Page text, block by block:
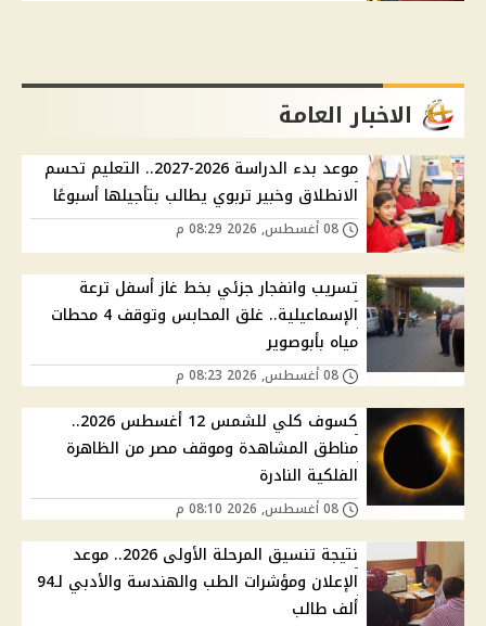
الاخبار العامة
موعد بدء الدراسة 2026-2027.. التعليم تحسم
الانطلاق وخبير تربوي يطالب بتأجيلها أسبوعًا
تسريب وانفجار جزئي بخط غاز أسفل ترعة
الإسماعيلية.. غلق المحابس وتوقف 4 محطات
مياه بأبوصوير
كسوف كلي للشمس 12 أغسطس 2026..
مناطق المشاهدة وموقف مصر من الظاهرة
الفلكية النادرة
نتيجة تنسيق المرحلة الأولى 2026.. موعد
الإعلان ومؤشرات الطب والهندسة والأدبي لـ94
ألف طالب